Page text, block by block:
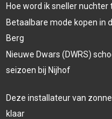
Hoe word ik sneller nuchter
Betaalbare mode kopen in
Berg
Nieuwe Dwars (DWRS)
seizoen bij Nijhof
Deze installateur van
klaar